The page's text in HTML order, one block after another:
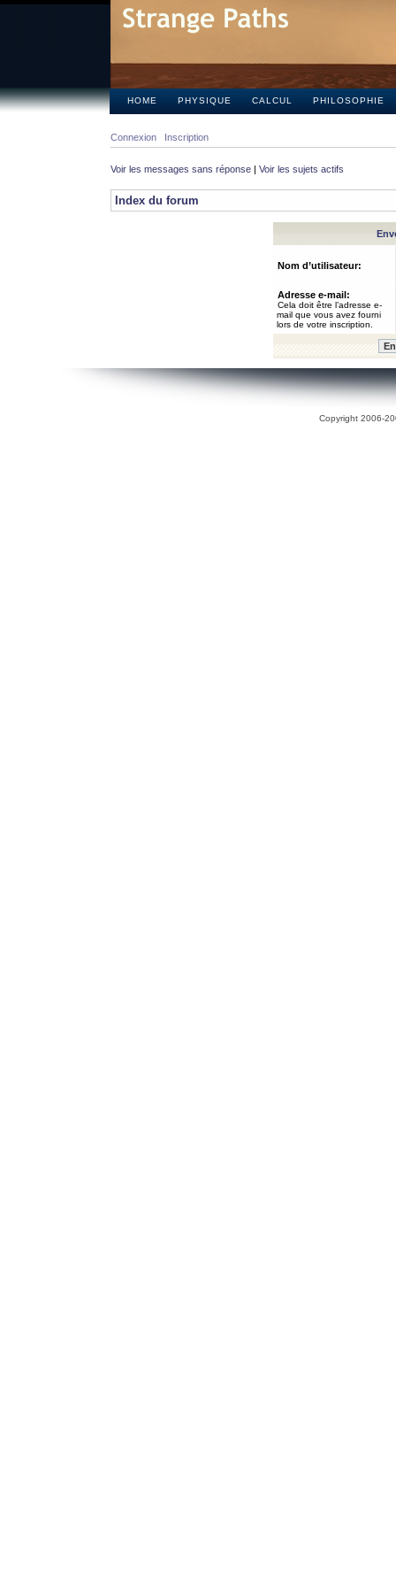
HOME PHYSIQUE CALCUL PHILOSOPHIE
Connexion Inscription
Voir les messages sans réponse | Voir les sujets actifs
Index du forum
Nom d’utilisateur:
Adresse e-mail:
Cela doit être l’adresse e-
mail que vous avez fourni
lors de votre inscription.
Copyright 2006-